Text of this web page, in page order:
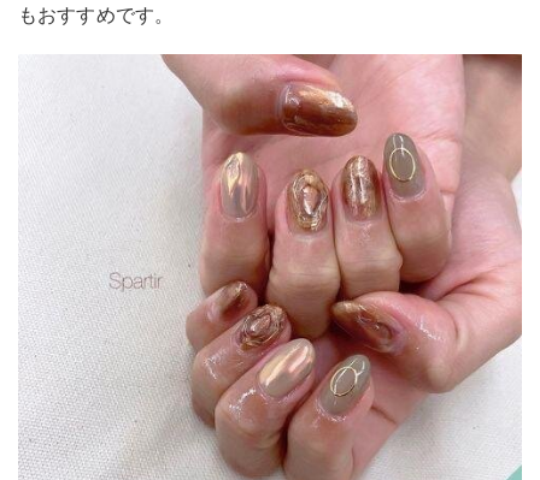
もおすすめです。